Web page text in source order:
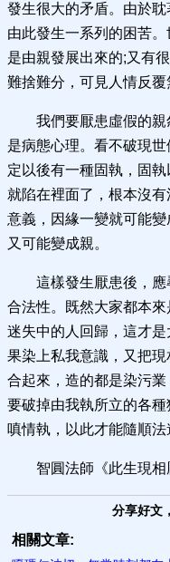
發生很大的矛盾。由於耽
由此發生一系列的困苦
是由親發展出來的;又有
難捨難分，可見人情反覆
我們要厭患虛假的
是病態心理。看不破現
定以後有一種固執，固
就陷在裡面了，根本沒
意義，因緣一變就可能
又可能變成親。
這樣發生厭患後，
合法性。既然大家都本
迷失中的人回歸，這才
果染上私我意識，又把
合起來，造的都是染污業
要破掉由我執所立的各
嗔情執，以此才能隨順法
智圓法師《此生現相
分享好文
相關文章: